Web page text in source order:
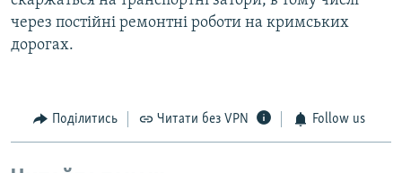
через постійні ремонтні роботи на кримських
дорогах.
Поділитись Читати без VPN Follow us